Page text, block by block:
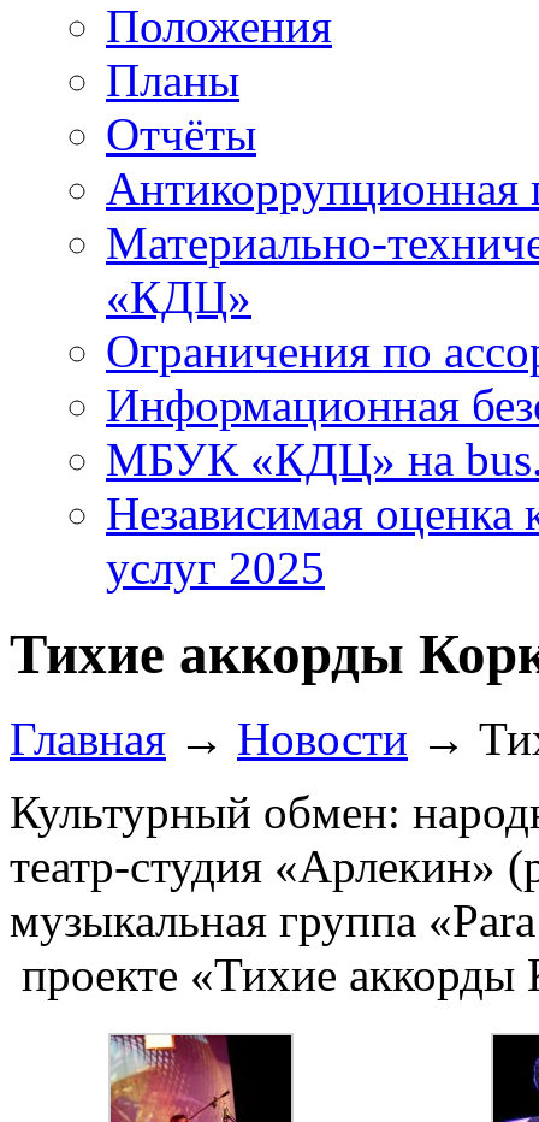
Положения
Планы
Отчёты
Антикоррупционная
Материально-
«КДЦ»
Ограничения по
Информационная
МБУК «КДЦ» на
Независимая оценка
услуг 2025
Тихие аккорды
Главная → Новости →
Культурный обмен:
театр-студия
музыкальная группа
проекте «Тихие аккорды